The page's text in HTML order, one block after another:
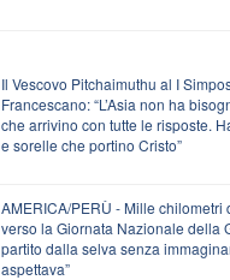
Il Vescovo Pitchaimuthu al I
Francescano: “L’Asia non ha
che arrivino con tutte le risposte.
e sorelle che portino Cristo”
AMERICA/PERÙ - Mille chilometri
verso la Giornata Nazionale della
partito dalla selva senza
aspettava”